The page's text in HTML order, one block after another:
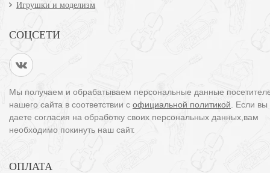
Игрушки и моделизм
СОЦСЕТИ
Мы получаем и обрабатываем персональные данные
нашего сайта в соответствии с официальной политикой . Если
даете согласия на обработку своих персональных данных,вам
необходимо покинуть наш сайт.
ОПЛАТА